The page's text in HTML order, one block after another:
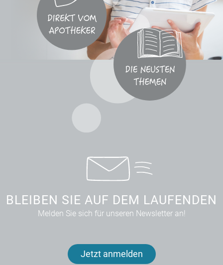
BLEIBEN SIE AUF DEM LAUFENDEN
Melden Sie sich für unseren Newsletter an!
Jetzt anmelden